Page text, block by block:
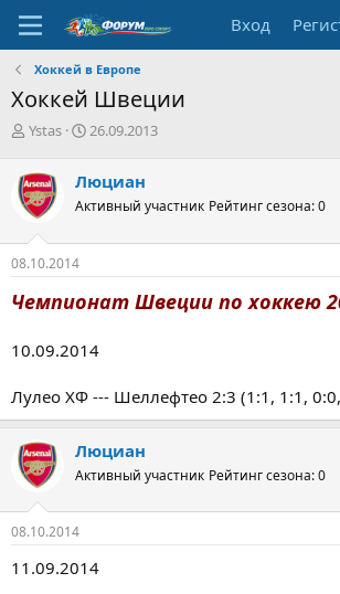
Вход
Хоккей в Европе
Хоккей Швеции
А
т
о
р
е
м
Ystas
Д
а
н
ч
а
26.09.2013
Люциан
Активный участник Рейтинг сезона: 0
08.10.2014
Чемпионат Швеции по хоккею
10.09.2014
Лулео ХФ --- Шеллефтео 2:3 (1:1, 1:1,
Люциан
Активный участник Рейтинг сезона: 0
08.10.2014
11.09.2014